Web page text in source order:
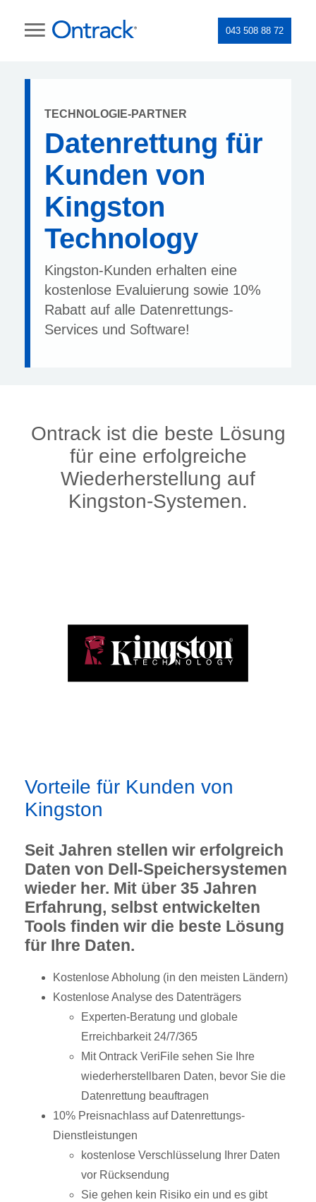
043 508 88 72
TECHNOLOGIE-PARTNER
Datenrettung für
Kunden von
Kingston
Technology
Kingston-Kunden erhalten eine
kostenlose Evaluierung sowie 10%
Rabatt auf alle Datenrettungs-
Services und Software!
Ontrack ist die beste Lösung
für eine erfolgreiche
Wiederherstellung auf
Kingston-Systemen.
Vorteile für Kunden von
Kingston
Seit Jahren stellen wir erfolgreich
Daten von Dell-Speichersystemen
wieder her. Mit über 35 Jahren
Erfahrung, selbst entwickelten
Tools finden wir die beste Lösung
für Ihre Daten.
Kostenlose Abholung (in den meisten Ländern)
Kostenlose Analyse des Datenträgers
Experten-Beratung und globale
Erreichbarkeit 24/7/365
Mit Ontrack VeriFile sehen Sie Ihre
wiederherstellbaren Daten, bevor Sie die
Datenrettung beauftragen
10% Preisnachlass auf Datenrettungs-
Dienstleistungen
kostenlose Verschlüsselung Ihrer Daten
vor Rücksendung
Sie gehen kein Risiko ein und es gibt